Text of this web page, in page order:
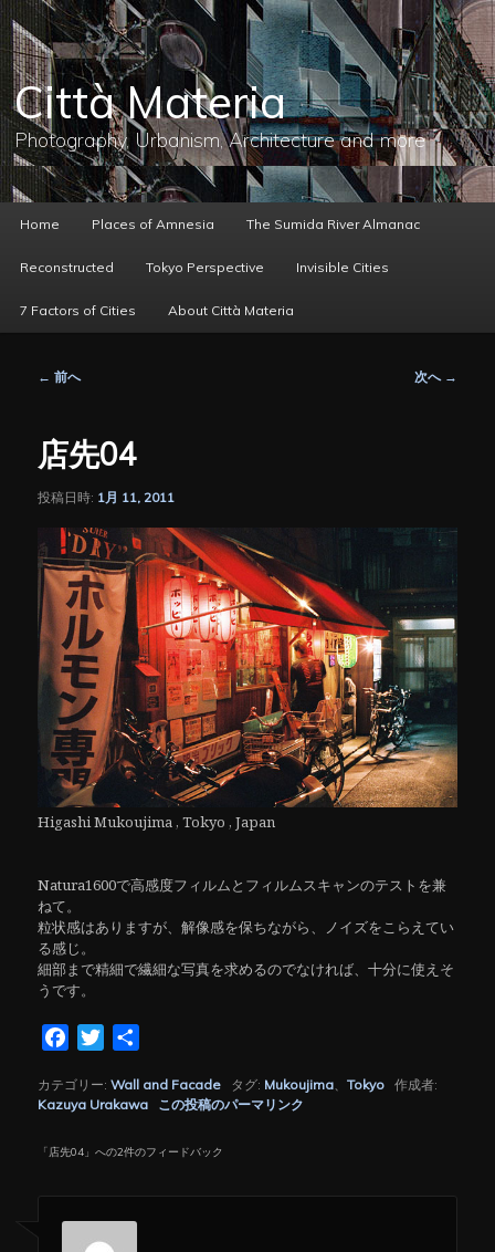
メ
イ
ン
コ
ン
テ
ン
へ
移
動
Città Materia
Photography, Urbanism, Architecture and more
ー
Home Places of Amnesia The Sumida River Almanac
Reconstructed Tokyo Perspective Invisible Cities
7 Factors of Cities About Città Materia
ビ
ゲ
シ
ン
← 前へ 次へ →
店先04
投稿日時: 1月 11, 2011
Higashi Mukoujima , Tokyo , Japan
Natura1600で高感度フィルムとフィルムスキャンのテストを兼
ねて。
粒状感はありますが、解像感を保ちながら、ノイズをこらえてい
る感じ。
細部まで精細で繊細な写真を求めるのでなければ、十分に使えそ
うです。
FacebookTwitter
カテゴリー:Wall and Facade タグ: Mukoujima、Tokyo 作成者:
Kazuya Urakawa
この投稿のパーマリンク
「店先04 」への2件のフィードバック